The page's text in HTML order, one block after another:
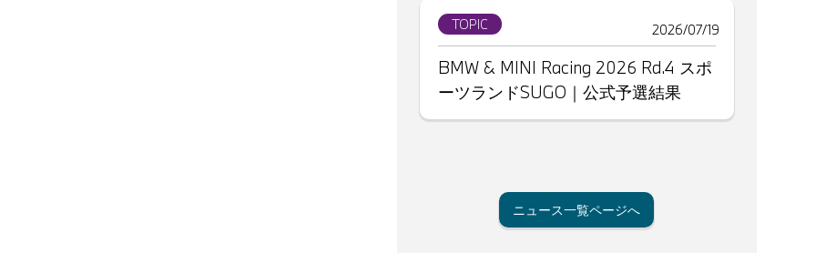
TOPIC 2026/07/19
BMW & MINI Racing 2026 Rd.4 スポ
ーツランドSUGO｜公式予選結果
ニュース一覧ページへ